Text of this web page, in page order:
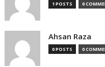
1 POSTS 0
Ahsan Raza
0 POSTS 0